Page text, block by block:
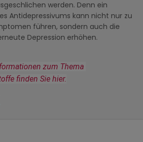
werden. Denn ein
Antidepressivums kann nicht nur zu
führen, sondern auch die
Depression erhöhen.
zum Thema
finden Sie hier.